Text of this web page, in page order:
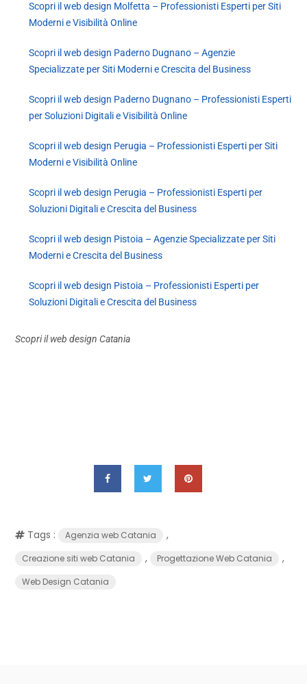
Scopri il web design Molfetta – Professionisti Esperti per Siti
Moderni e Visibilità Online
Scopri il web design Paderno Dugnano – Agenzie
Specializzate per Siti Moderni e Crescita del Business
Scopri il web design Paderno Dugnano – Professionisti Esperti
per Soluzioni Digitali e Visibilità Online
Scopri il web design Perugia – Professionisti Esperti per Siti
Moderni e Visibilità Online
Scopri il web design Perugia – Professionisti Esperti per
Soluzioni Digitali e Crescita del Business
Scopri il web design Pistoia – Agenzie Specializzate per Siti
Moderni e Crescita del Business
Scopri il web design Pistoia – Professionisti Esperti per
Soluzioni Digitali e Crescita del Business
Scopri il web design Catania
Tags : Agenzia web Catania ,
Creazione siti web Catania , Progettazione Web Catania ,
Web Design Catania